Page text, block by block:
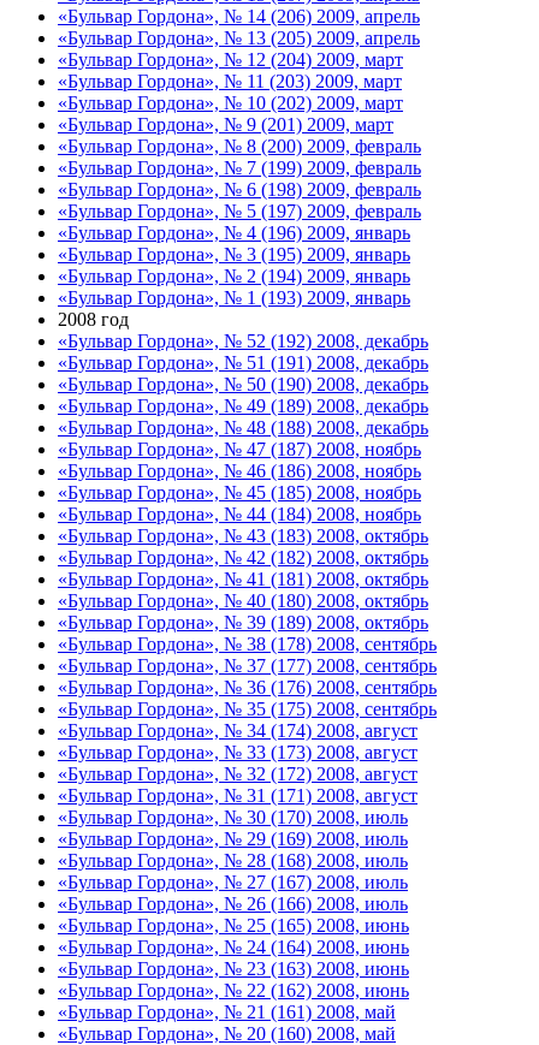
«Бульвар Гордона», № 14 (206) 2009, апрель
«Бульвар Гордона», № 13 (205) 2009, апрель
«Бульвар Гордона», № 12 (204) 2009, март
«Бульвар Гордона», № 11 (203) 2009, март
«Бульвар Гордона», № 10 (202) 2009, март
«Бульвар Гордона», № 9 (201) 2009, март
«Бульвар Гордона», № 8 (200) 2009, февраль
«Бульвар Гордона», № 7 (199) 2009, февраль
«Бульвар Гордона», № 6 (198) 2009, февраль
«Бульвар Гордона», № 5 (197) 2009, февраль
«Бульвар Гордона», № 4 (196) 2009, январь
«Бульвар Гордона», № 3 (195) 2009, январь
«Бульвар Гордона», № 2 (194) 2009, январь
«Бульвар Гордона», № 1 (193) 2009, январь
2008 год
«Бульвар Гордона», № 52 (192) 2008, декабрь
«Бульвар Гордона», № 51 (191) 2008, декабрь
«Бульвар Гордона», № 50 (190) 2008, декабрь
«Бульвар Гордона», № 49 (189) 2008, декабрь
«Бульвар Гордона», № 48 (188) 2008, декабрь
«Бульвар Гордона», № 47 (187) 2008, ноябрь
«Бульвар Гордона», № 46 (186) 2008, ноябрь
«Бульвар Гордона», № 45 (185) 2008, ноябрь
«Бульвар Гордона», № 44 (184) 2008, ноябрь
«Бульвар Гордона», № 43 (183) 2008, октябрь
«Бульвар Гордона», № 42 (182) 2008, октябрь
«Бульвар Гордона», № 41 (181) 2008, октябрь
«Бульвар Гордона», № 40 (180) 2008, октябрь
«Бульвар Гордона», № 39 (189) 2008, октябрь
«Бульвар Гордона», № 38 (178) 2008, сентябрь
«Бульвар Гордона», № 37 (177) 2008, сентябрь
«Бульвар Гордона», № 36 (176) 2008, сентябрь
«Бульвар Гордона», № 35 (175) 2008, сентябрь
«Бульвар Гордона», № 34 (174) 2008, август
«Бульвар Гордона», № 33 (173) 2008, август
«Бульвар Гордона», № 32 (172) 2008, август
«Бульвар Гордона», № 31 (171) 2008, август
«Бульвар Гордона», № 30 (170) 2008, июль
«Бульвар Гордона», № 29 (169) 2008, июль
«Бульвар Гордона», № 28 (168) 2008, июль
«Бульвар Гордона», № 27 (167) 2008, июль
«Бульвар Гордона», № 26 (166) 2008, июль
«Бульвар Гордона», № 25 (165) 2008, июнь
«Бульвар Гордона», № 24 (164) 2008, июнь
«Бульвар Гордона», № 23 (163) 2008, июнь
«Бульвар Гордона», № 22 (162) 2008, июнь
«Бульвар Гордона», № 21 (161) 2008, май
«Бульвар Гордона», № 20 (160) 2008, май